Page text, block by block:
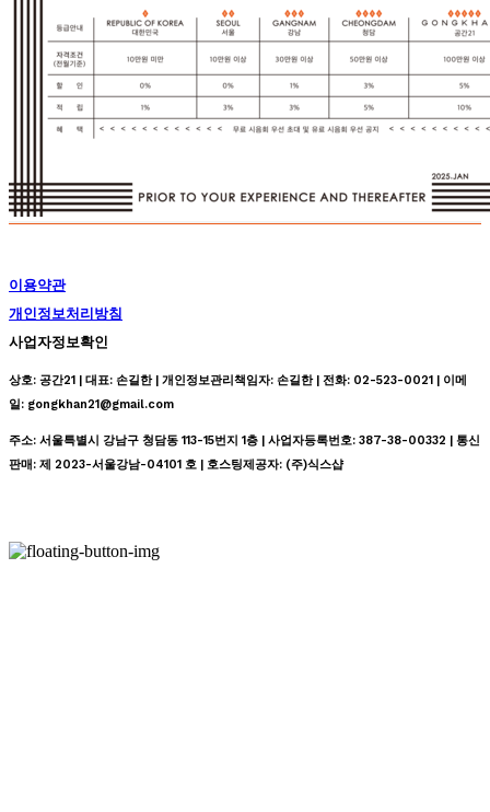
이용약관
개인정보처리방침
사업자정보확인
상호: 공간21 | 대표: 손길한 | 개인정보관리책임자: 손길한 | 전화: 02-523-0021 | 이메
일: gongkhan21@gmail.com
주소: 서울특별시 강남구 청담동 113-15번지 1층 | 사업자등록번호: 387-38-00332 | 통신
판매: 제 2023-서울강남-04101 호 | 호스팅제공자: (주)식스샵